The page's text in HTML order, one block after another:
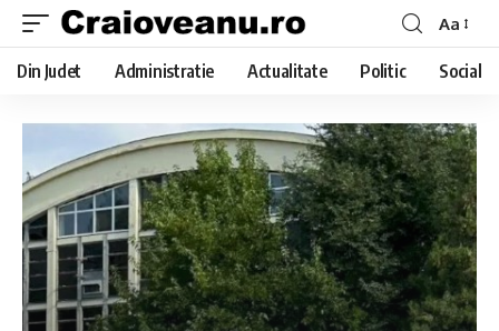
Aa
Din Judet Administratie Actualitate Politic Social